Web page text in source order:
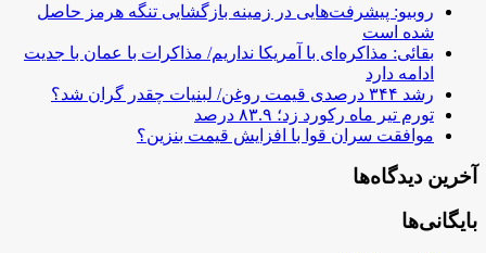
روبیو: پیشرفت‌هایی در زمینه بازگشایی تنگه هرمز حاصل
شده است
بقائی: مذاکره‌ای با آمریکا نداریم/ مذاکرات با عمان با جدیت
ادامه دارد
رشد ۳۴۴ درصدی قیمت روغن/ لبنیات چقدر گران شد؟
تورم تیر ماه رکورد زد؛ ۸۳.۹ درصد
موافقت سران قوا با افزایش قیمت بنزین؟
آخرین دیدگاه‌ها
بایگانی‌ها